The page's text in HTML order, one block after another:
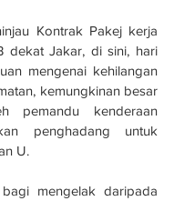
Kontrak Pakej kerja
dekat Jakar, di sini, hari
mengenai kehilangan
kemungkinan besar
pemandu kenderaan
penghadang untuk
U.
mengelak daripada